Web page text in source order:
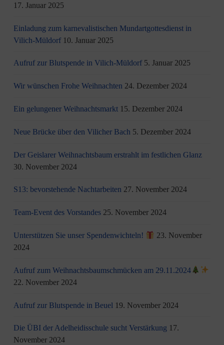
17. Januar 2025
Einladung zum karnevalistischen Mundartgottesdienst in
Vilich-Müldorf 10. Januar 2025
Aufruf zur Blutspende in Vilich-Müldorf 5. Januar 2025
Wir wünschen Frohe Weihnachten 24. Dezember 2024
Ein gelungener Weihnachtsmarkt 15. Dezember 2024
Neue Brücke über den Vilicher Bach 5. Dezember 2024
Der Geislarer Weihnachtsbaum erstrahlt im festlichen Glanz
30. November 2024
S13: bevorstehende Nachtarbeiten 27. November 2024
Team-Event des Vorstandes 25. November 2024
Unterstützen Sie unser Spendenwichteln!
23. November
2024
Aufruf zum Weihnachtsbaumschmücken am 29.11.2024
22. November 2024
Aufruf zur Blutspende in Beuel 19. November 2024
Die ÜBI der Adelheidisschule sucht Verstärkung 17.
November 2024